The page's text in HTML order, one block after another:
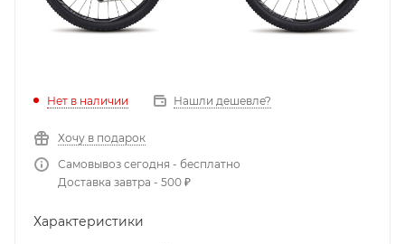
Нет в наличии Нашли дешевле?
Хочу в подарок
Самовывоз сегодня - бесплатно
Доставка завтра - 500 ₽
Характеристики